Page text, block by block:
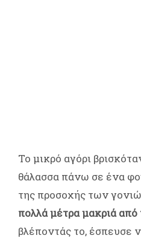
Το μικρό αγόρι
θάλασσα πάνω σε ένα
της προσοχής των
πολλά μέτρα μακριά
βλέποντάς το, έσπευσε